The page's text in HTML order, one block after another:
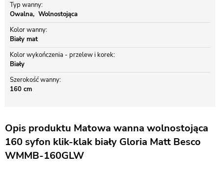
Typ wanny
Owalna
Wolnostojąca
Kolor wanny
Biały mat
Kolor wykończenia - przelew i korek
Biały
Szerokość wanny
160 cm
Opis produktu Matowa wanna wolnostojąca
160 syfon klik-klak biały Gloria Matt Besco
WMMB-160GLW